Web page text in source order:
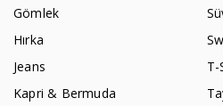
Gömlek
Hırka
Jeans
Kapri & Bermuda
T-